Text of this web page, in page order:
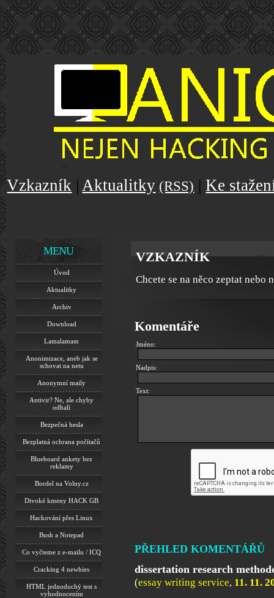
Vzkazník |Aktualitky (RSS) |Ke
MENU
Úvod
Aktualitky
Archiv
Download
Lamalamam
Anonimizace, aneb jak se
schovat na netu
Anonymní maily
Antivir? Ne, ale chyby
odhalí
Bezpečná hesla
Bezplatná ochrana počítačů
Blueboard ankety bez
reklamy
Bordel na Volny.cz
Divoké kmeny HACK GB
Hackování přes Linux
Bush a Notepad
Co vyčteme z e-mailu / ICQ
Cracking 4 newbies
HTML jednoduchý test s
vyhodnocením
VZKAZNÍK
Chcete se na něco zeptat nebo
Komentáře
Jméno:
Nadpis:
Text:
PŘEHLED KOMENTÁŘŮ
dissertation research
(essay writing service, 11. 11.